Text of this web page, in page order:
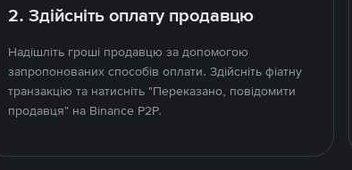
2. Здійсніть оплату продавцю
Надішліть гроші продавцю за допомогою
запропонованих способів оплати. Здійсніть фіатну
транзакцію та натисніть "Переказано, повідомити
продавця" на Binance P2P.